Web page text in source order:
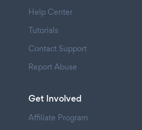
Help Center
Tutorials
Contact Support
Report Abuse
Get Involved
Affiliate Program